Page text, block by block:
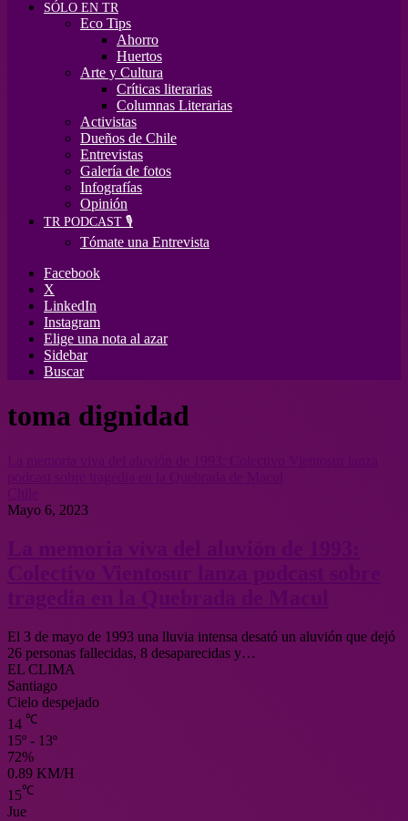
SÓLO EN TR
Eco Tips
Ahorro
Huertos
Arte y Cultura
Críticas literarias
Columnas Literarias
Activistas
Dueños de Chile
Entrevistas
Galería de fotos
Infografías
Opinión
TR PODCAST 🎙️
Tómate una Entrevista
Facebook
X
LinkedIn
Instagram
Elige una nota al azar
Sidebar
Buscar
toma dignidad
Mayo 6, 2023
El 3 de mayo de 1993 una lluvia intensa desató un aluvión que dejó
26 personas fallecidas, 8 desaparecidas y…
EL CLIMA
Santiago
Cielo despejado
14 ℃
15º - 13º
72%
0.89 KM/H
15℃
Jue